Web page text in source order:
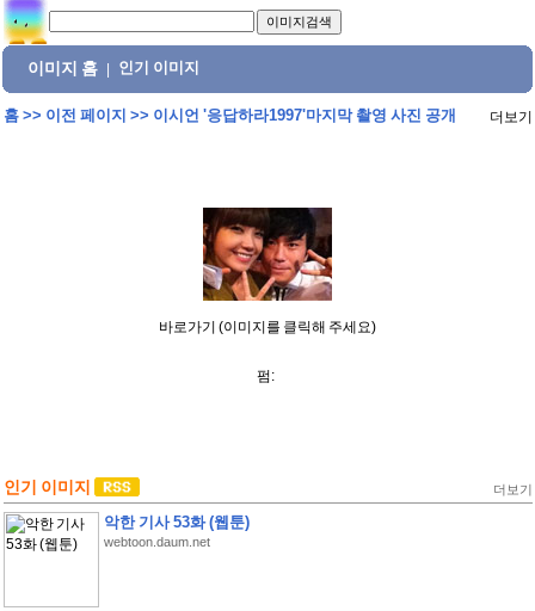
이미지 홈 인기 이미지
홈>> 이전 페이지 >> 이시언 '응답하라1997'마지막 촬영 사진 공개 더보기
바로가기 (이미지를 클릭해 주세요)
펌:
인기 이미지 더보기
악한 기사 53화 (웹툰)
webtoon.daum.net